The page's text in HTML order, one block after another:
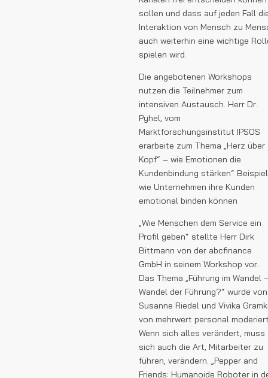
sollen und dass auf jeden Fall
Interaktion von Mensch zu
auch weiterhin eine wichtige
spielen wird.
Die angebotenen Workshops
nutzen die Teilnehmer zum
intensiven Austausch. Herr Dr.
Pyhel, vom
Marktforschungsinstitut IPSOS
erarbeite zum Thema „Herz über
Kopf“ – wie Emotionen die
Kundenbindung stärken“
wie Unternehmen ihre Kunden
emotional binden können
„Wie Menschen dem Service ein
Profil geben“ stellte Herr Dirk
Bittmann von der abcfinance
GmbH in seinem Workshop vor.
Das Thema „Führung im Wandel
Wandel der Führung?“ wurde von
Susanne Riedel und Vivika
von mehrwert personal
Wenn sich alles verändert, muss
sich auch die Art, Mitarbeiter zu
führen, verändern. „Pepper and
Friends: Humanoide Roboter in